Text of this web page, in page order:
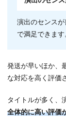
演出のセンス
で満足できま
発送が早いほか、
な対応を高く評価
タイトルが多く、
全体的に高い評価